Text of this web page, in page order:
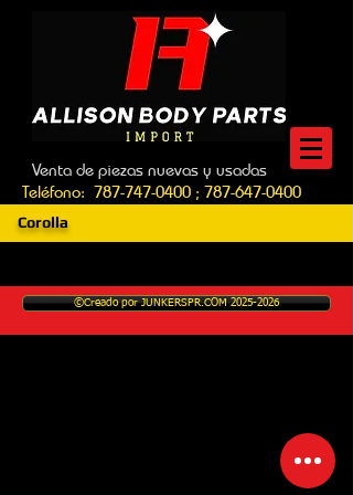
Venta de piezas nuevas y usadas
Teléfono: 787-747-0400 ; 787-647-0400
Corolla
©Creado por JUNKERSPR.COM 2025-2026